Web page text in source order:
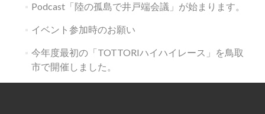
Podcast「陸の孤島で井戸端会議」が始まります。
イベント参加時のお願い
今年度最初の「TOTTORIハイハイレース」を鳥取
市で開催しました。